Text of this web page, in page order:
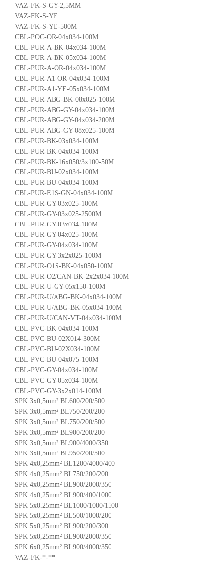
VAZ-FK-S-GY-2,5MM
VAZ-FK-S-YE
VAZ-FK-S-YE-500M
CBL-POC-OR-04x034-100M
CBL-PUR-A-BK-04x034-100M
CBL-PUR-A-BK-05x034-100M
CBL-PUR-A-OR-04x034-100M
CBL-PUR-A1-OR-04x034-100M
CBL-PUR-A1-YE-05x034-100M
CBL-PUR-ABG-BK-08x025-100M
CBL-PUR-ABG-GY-04x034-100M
CBL-PUR-ABG-GY-04x034-200M
CBL-PUR-ABG-GY-08x025-100M
CBL-PUR-BK-03x034-100M
CBL-PUR-BK-04x034-100M
CBL-PUR-BK-16x050/3x100-50M
CBL-PUR-BU-02x034-100M
CBL-PUR-BU-04x034-100M
CBL-PUR-E1S-GN-04x034-100M
CBL-PUR-GY-03x025-100M
CBL-PUR-GY-03x025-2500M
CBL-PUR-GY-03x034-100M
CBL-PUR-GY-04x025-100M
CBL-PUR-GY-04x034-100M
CBL-PUR-GY-3x2x025-100M
CBL-PUR-O1S-BK-04x050-100M
CBL-PUR-O2/CAN-BK-2x2x034-100M
CBL-PUR-U-GY-05x150-100M
CBL-PUR-U/ABG-BK-04x034-100M
CBL-PUR-U/ABG-BK-05x034-100M
CBL-PUR-U/CAN-VT-04x034-100M
CBL-PVC-BK-04x034-100M
CBL-PVC-BU-02X014-300M
CBL-PVC-BU-02X034-100M
CBL-PVC-BU-04x075-100M
CBL-PVC-GY-04x034-100M
CBL-PVC-GY-05x034-100M
CBL-PVC-GY-3x2x014-100M
SPK 3x0,5mm² BL600/200/500
SPK 3x0,5mm² BL750/200/200
SPK 3x0,5mm² BL750/200/500
SPK 3x0,5mm² BL900/200/200
SPK 3x0,5mm² BL900/4000/350
SPK 3x0,5mm² BL950/200/500
SPK 4x0,25mm² BL1200/4000/400
SPK 4x0,25mm² BL750/200/200
SPK 4x0,25mm² BL900/2000/350
SPK 4x0,25mm² BL900/400/1000
SPK 5x0,25mm² BL1000/1000/1500
SPK 5x0,25mm² BL500/1000/200
SPK 5x0,25mm² BL900/200/300
SPK 5x0,25mm² BL900/2000/350
SPK 6x0,25mm² BL900/4000/350
VAZ-FK-*-**